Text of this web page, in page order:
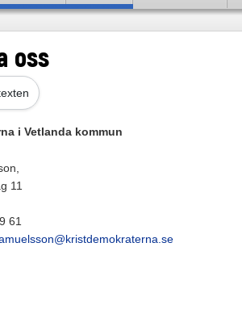
oss
i Vetlanda kommun
11
61